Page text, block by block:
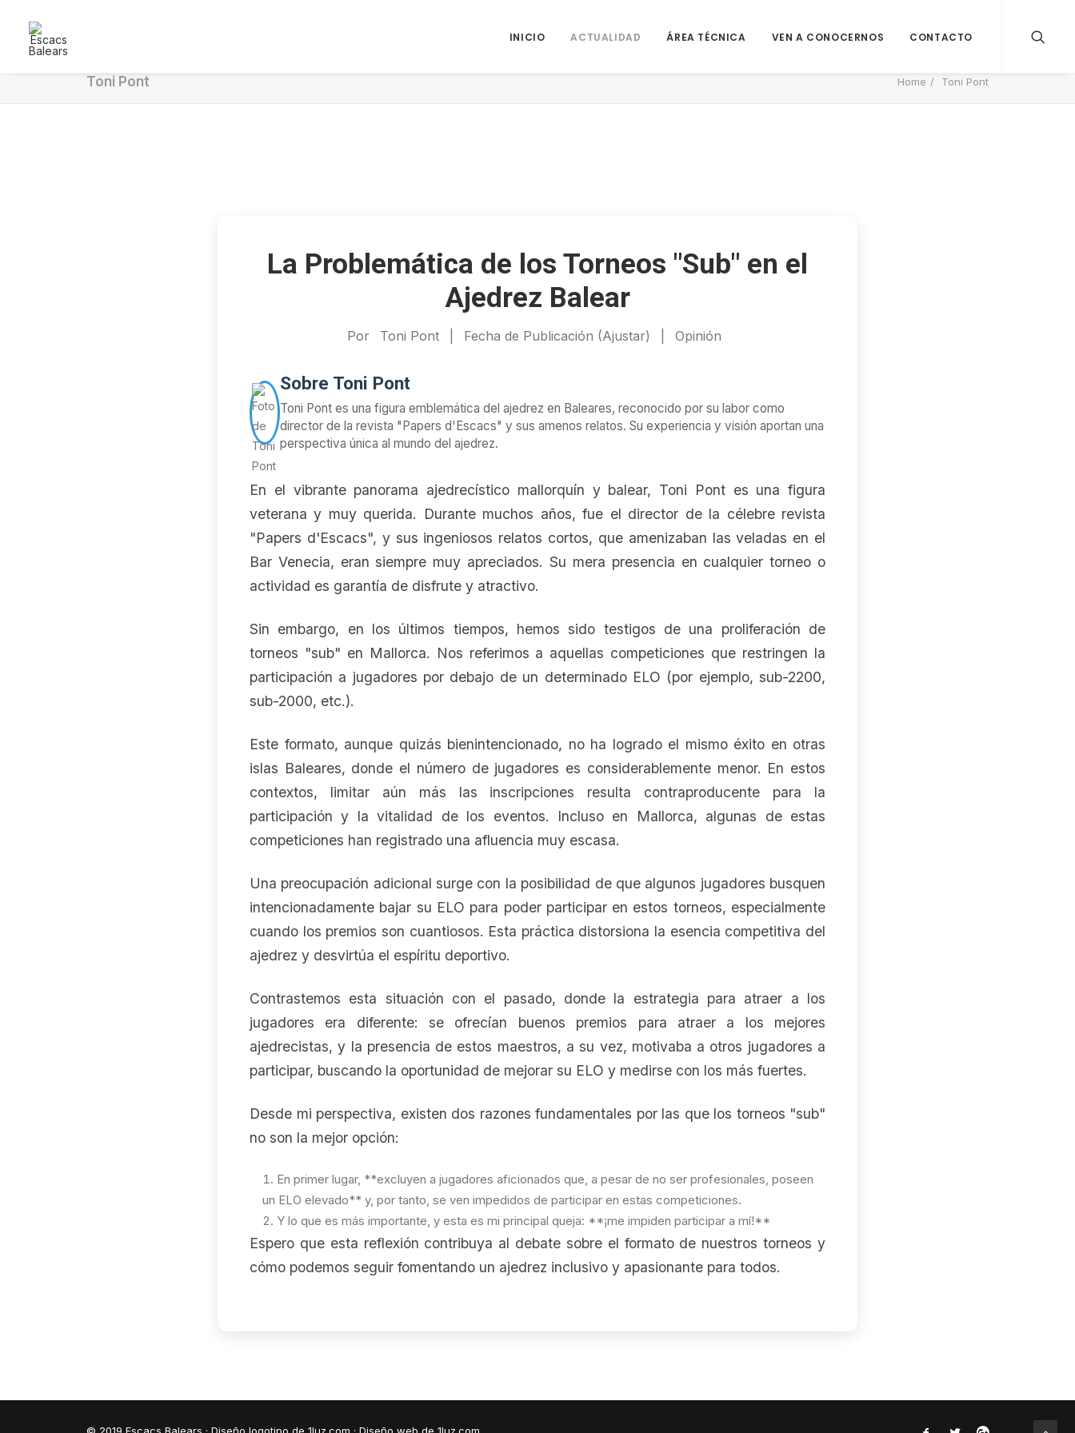
INICIO ACTUALIDAD ÁREA TÉCNICA VEN A CONOCERNOS CONTACTO
Toni Pont Home Toni Pont
La Problemática de los Torneos "Sub" en el
Ajedrez Balear
Por Toni Pont Fecha de Publicación (Ajustar) Opinión
Sobre Toni Pont
Toni Pont es una figura emblemática del ajedrez en Baleares, reconocido por su labor como
director de la revista "Papers d'Escacs" y sus amenos relatos. Su experiencia y visión aportan una
perspectiva única al mundo del ajedrez.
En el vibrante panorama ajedrecístico mallorquín y balear, Toni Pont es una figura
veterana y muy querida. Durante muchos años, fue el director de la célebre revista
"Papers d'Escacs", y sus ingeniosos relatos cortos, que amenizaban las veladas en el
Bar Venecia, eran siempre muy apreciados. Su mera presencia en cualquier torneo o
actividad es garantía de disfrute y atractivo.
Sin embargo, en los últimos tiempos, hemos sido testigos de una proliferación de
torneos "sub" en Mallorca. Nos referimos a aquellas competiciones que restringen la
participación a jugadores por debajo de un determinado ELO (por ejemplo, sub-2200,
sub-2000, etc.).
Este formato, aunque quizás bienintencionado, no ha logrado el mismo éxito en otras
islas Baleares, donde el número de jugadores es considerablemente menor. En estos
contextos, limitar aún más las inscripciones resulta contraproducente para la
participación y la vitalidad de los eventos. Incluso en Mallorca, algunas de estas
competiciones han registrado una afluencia muy escasa.
Una preocupación adicional surge con la posibilidad de que algunos jugadores busquen
intencionadamente bajar su ELO para poder participar en estos torneos, especialmente
cuando los premios son cuantiosos. Esta práctica distorsiona la esencia competitiva del
ajedrez y desvirtúa el espíritu deportivo.
Contrastemos esta situación con el pasado, donde la estrategia para atraer a los
jugadores era diferente: se ofrecían buenos premios para atraer a los mejores
ajedrecistas, y la presencia de estos maestros, a su vez, motivaba a otros jugadores a
participar, buscando la oportunidad de mejorar su ELO y medirse con los más fuertes.
Desde mi perspectiva, existen dos razones fundamentales por las que los torneos "sub"
no son la mejor opción:
En primer lugar, **excluyen a jugadores aficionados que, a pesar de no ser profesionales, poseen
un ELO elevado** y, por tanto, se ven impedidos de participar en estas competiciones.
Y lo que es más importante, y esta es mi principal queja: **¡me impiden participar a mí!**
Espero que esta reflexión contribuya al debate sobre el formato de nuestros torneos y
cómo podemos seguir fomentando un ajedrez inclusivo y apasionante para todos.